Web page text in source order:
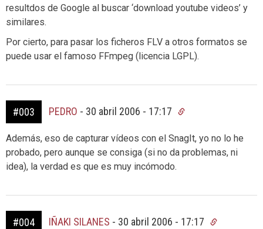
resultdos de Google al buscar ‘download youtube videos’ y
similares.
Por cierto, para pasar los ficheros FLV a otros formatos se
puede usar el famoso FFmpeg (licencia LGPL).
#003 PEDRO - 30 abril 2006 - 17:17
Además, eso de capturar vídeos con el SnagIt, yo no lo he
probado, pero aunque se consiga (si no da problemas, ni
idea), la verdad es que es muy incómodo.
#004 IÑAKI SILANES - 30 abril 2006 - 17:17